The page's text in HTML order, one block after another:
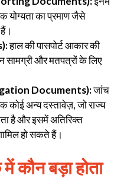
योग्यता का प्रमाण जैसे
हाल की पासपोर्ट आकार की
सामग्री और मतपत्रों के लिए
Documents):जांच
कोई अन्य दस्तावेज़, जो राज्य
है और इसमें अतिरिक्त
हो सकते हैं।
कौन बड़ा होता